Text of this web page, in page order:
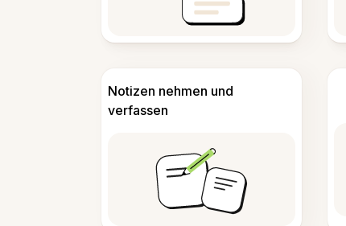
Notizen nehmen und
verfassen